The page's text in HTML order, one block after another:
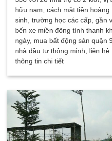
hữu nam, cách mặt tiền
sinh, trường học các cấp, gần
bến xe miền đông tính thanh
ngày, mua bất động sản quận
nhà đầu tư thông minh, liên
thông tin chi tiết